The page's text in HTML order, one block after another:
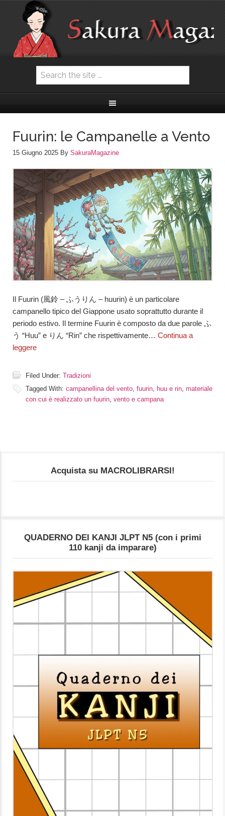
Fuurin: le Campanelle a Vento
15 Giugno 2025 By SakuraMagazine
Il Fuurin (風鈴 – ふうりん – huurin) è un particolare
campanello tipico del Giappone usato soprattutto durante il
periodo estivo. Il termine Fuurin è composto da due parole ふ
う “Huu” e りん “Rin” che rispettivamente… Continua a
leggere
Filed Under: Tradizioni
Tagged With: campanellina del vento fuurin huu e rin materiale
con cui è realizzato un fuurin vento e campana
Acquista su MACROLIBRARSI!
QUADERNO DEI KANJI JLPT N5 (con i primi
110 kanji da imparare)